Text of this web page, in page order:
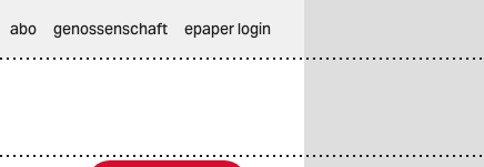
abo genossenschaft epaper login